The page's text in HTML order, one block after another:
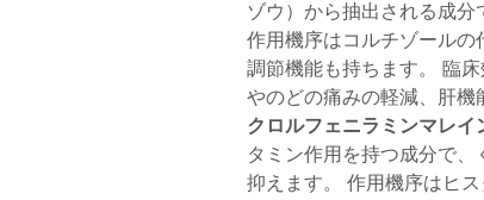
ゾウ）から抽出される成分
作用機序はコルチゾールの
調節機能も持ちます。 臨
やのどの痛みの軽減、肝機
クロルフェニラミンマレイ
タミン作用を持つ成分で
抑えます。 作用機序はヒ